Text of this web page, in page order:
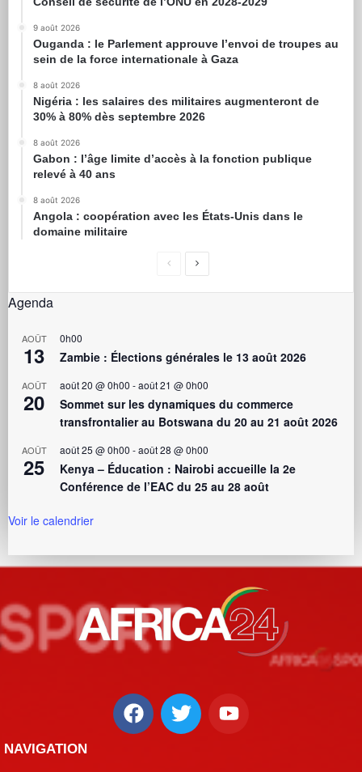
9 août 2026
Ouganda : le Parlement approuve l’envoi de troupes au
sein de la force internationale à Gaza
8 août 2026
Nigéria : les salaires des militaires augmenteront de
30% à 80% dès septembre 2026
8 août 2026
Gabon : l’âge limite d’accès à la fonction publique
relevé à 40 ans
8 août 2026
Angola : coopération avec les États-Unis dans le
domaine militaire
Agenda
AOÛT
13
0h00
Zambie : Élections générales le 13 août 2026
AOÛT
20
août 20 @ 0h00 -août 21 @ 0h00
Sommet sur les dynamiques du commerce
transfrontalier au Botswana du 20 au 21 août 2026
AOÛT
25
août 25 @ 0h00 -août 28 @ 0h00
Kenya – Éducation : Nairobi accueille la 2e
Conférence de l’EAC du 25 au 28 août
Voir le calendrier
NAVIGATION